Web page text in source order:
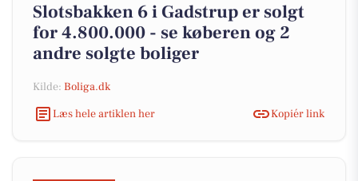
Slotsbakken 6 i Gadstrup er solgt
for 4.800.000 - se køberen og 2
andre solgte boliger
Kilde: Boliga.dk
Læs hele artiklen her
Kopiér link